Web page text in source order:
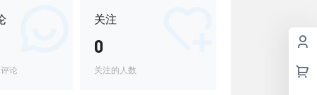
论
关注
0
关注的人数